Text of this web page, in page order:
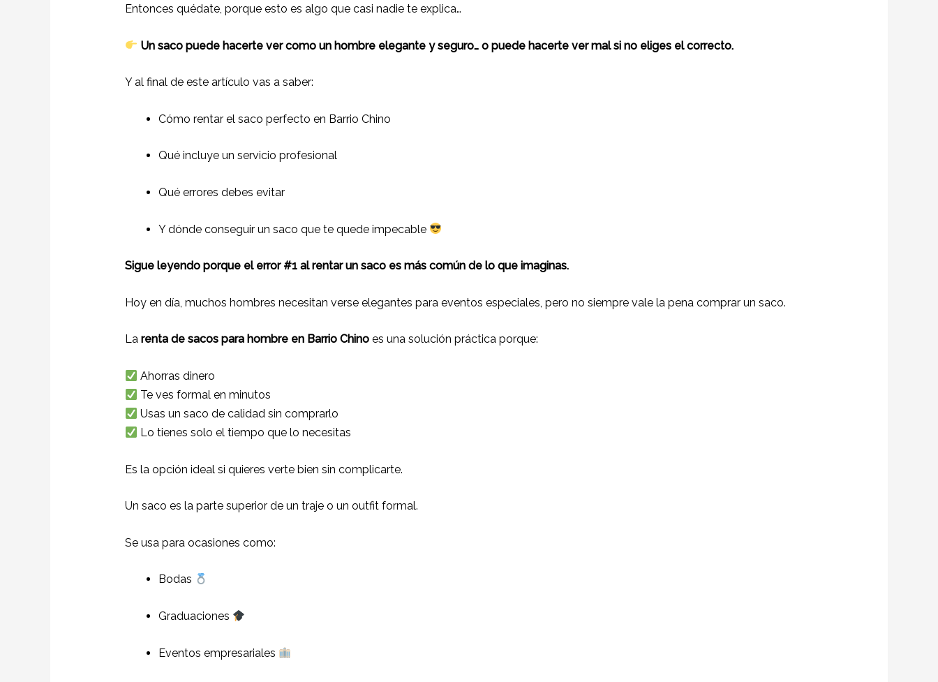
Entonces quédate, porque esto es algo que casi nadie te explica…
Un saco puede hacerte ver como un hombre elegante y seguro… o puede hacerte ver mal si no eliges el correcto.
Y al final de este artículo vas a saber:
Cómo rentar el saco perfecto en Barrio Chino
Qué incluye un servicio profesional
Qué errores debes evitar
Y dónde conseguir un saco que te quede impecable
Sigue leyendo porque el error #1 al rentar un saco es más común de lo que imaginas.
Hoy en día, muchos hombres necesitan verse elegantes para eventos especiales, pero no siempre vale la pena comprar un saco.
La renta de sacos para hombre en Barrio Chino es una solución práctica porque:
Ahorras dinero
Te ves formal en minutos
Usas un saco de calidad sin comprarlo
Lo tienes solo el tiempo que lo necesitas
Es la opción ideal si quieres verte bien sin complicarte.
Un saco es la parte superior de un traje o un outfit formal.
Se usa para ocasiones como:
Bodas
Graduaciones
Eventos empresariales